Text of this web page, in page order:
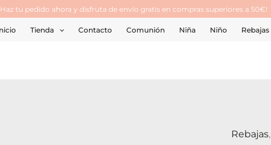
tu pedido ahora y disfruta de envío gratis en compras superiores a 50€!
Tienda Contacto Comunión Niña Niño Rebajas
Rebajas,
Tutto